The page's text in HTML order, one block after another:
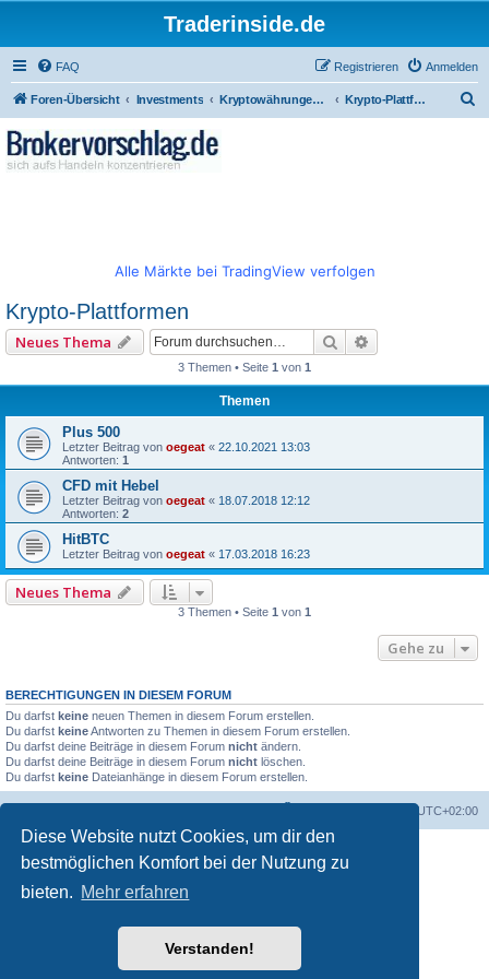
Diese Website nutzt Cookies, um dir den
bestmöglichen Komfort bei der Nutzung zu
bieten. Mehr erfahren
Verstanden!
Traderinside.de
FAQ Anmelden
Registrieren
Foren-Übersicht Investments Kryptowährungen von Bitcoin zu diversen Altcoins Krypto-Plattformen
Alle Märkte bei TradingView verfolgen
Krypto-Plattformen
Neues Thema Suche
3 Themen • Seite 1 von 1
Themen
Plus 500
Letzter Beitrag von oegeat « 22.10.2021 13:03
Antworten: 1
CFD mit Hebel
Letzter Beitrag von oegeat « 18.07.2018 12:12
Antworten: 2
HitBTC
Letzter Beitrag von oegeat « 17.03.2018 16:23
Neues Thema
3 Themen • Seite 1 von 1
Gehe zu
BERECHTIGUNGEN IN DIESEM FORUM
Du darfst keine neuen Themen in diesem Forum erstellen.
Du darfst keineAntworten zu Themen in diesem Forum erstellen.
Du darfst deine Beiträge in diesem Forum nicht ändern.
Du darfst deine Beiträge in diesem Forum nicht löschen.
Du darfst keine Dateianhänge in diesem Forum erstellen.
UTC+02:00
Powered byphpBB® Forum Software © phpBB Limited
phpBB.de